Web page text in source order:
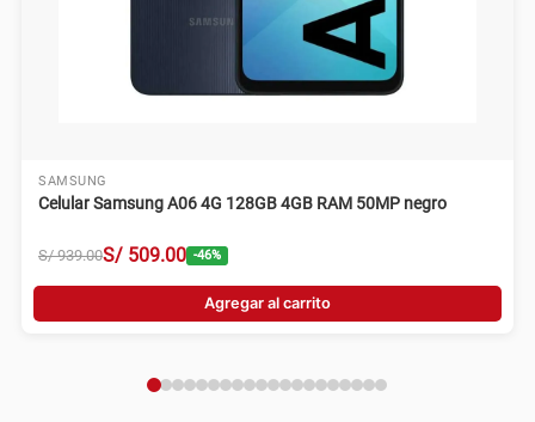
SAMSUNG
Celular Samsung A06 4G 128GB 4GB RAM 50MP negro
S/ 939.00S/ 509.00 -46%
Agregar al carrito